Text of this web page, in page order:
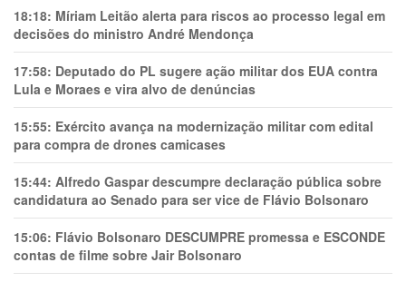
18:18: Míriam Leitão alerta para riscos ao processo legal em
decisões do ministro André Mendonça
17:58: Deputado do PL sugere ação militar dos EUA contra
Lula e Moraes e vira alvo de denúncias
15:55: Exército avança na modernização militar com edital
para compra de drones camicases
15:44: Alfredo Gaspar descumpre declaração pública sobre
candidatura ao Senado para ser vice de Flávio Bolsonaro
15:06: Flávio Bolsonaro DESCUMPRE promessa e ESCONDE
contas de filme sobre Jair Bolsonaro